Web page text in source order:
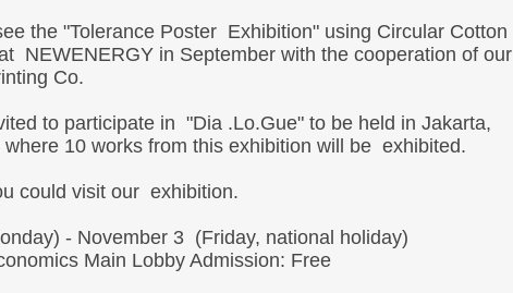
the "Tolerance Poster  Exhibition" using Circular Cotton
NEWENERGY in September with the cooperation of our
Co.
to participate in  "Dia .Lo.Gue" to be held in Jakarta,
10 works from this exhibition will be  exhibited.
could visit our  exhibition.
- November 3  (Friday, national holiday)
Main Lobby Admission: Free